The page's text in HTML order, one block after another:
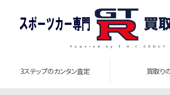
3ステップのカンタン査定 買取り